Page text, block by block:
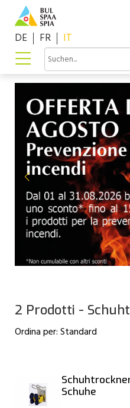
DE FR IT
2 Prodotti -
Ordina per:Standard
Schuhe